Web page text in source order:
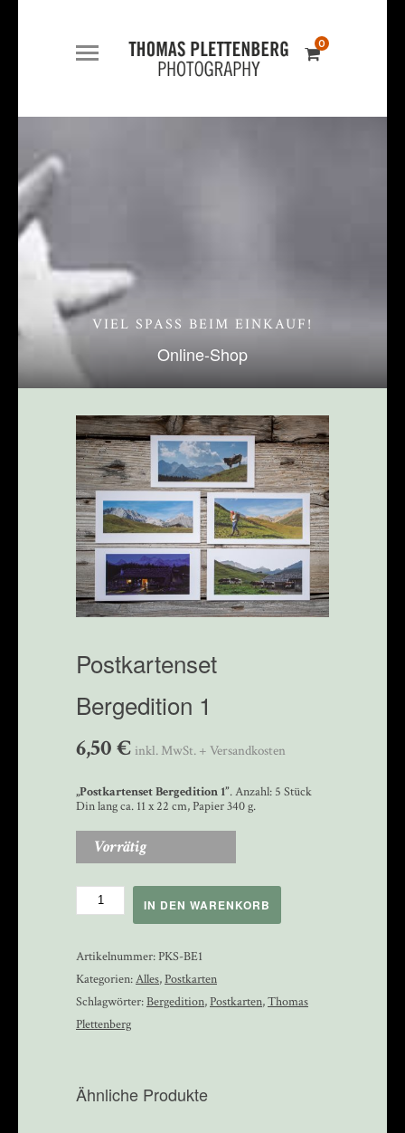
0
VIEL SPASS BEIM EINKAUF!
Online-Shop
Postkartenset
Bergedition 1
6,50€ inkl. MwSt. + Versandkosten
„Postkartenset Bergedition 1”. Anzahl: 5 Stück
Din lang ca. 11 x 22 cm, Papier 340 g.
Vorrätig
Postkartenset
Bergedition
Menge
IN DEN WARENKORB
Artikelnummer:PKS-BE1
Kategorien:Alles,Postkarten
Schlagwörter:Bergedition,Postkarten,Thomas
Plettenberg
Ähnliche Produkte